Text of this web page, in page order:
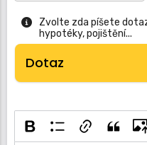
Zvolte zda píšete
hypotéky, pojištění...
Dotaz